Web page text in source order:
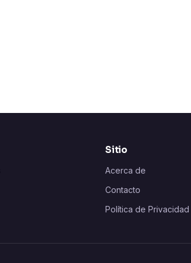
Sitio
Acerca de
Contacto
Política de Privacidad